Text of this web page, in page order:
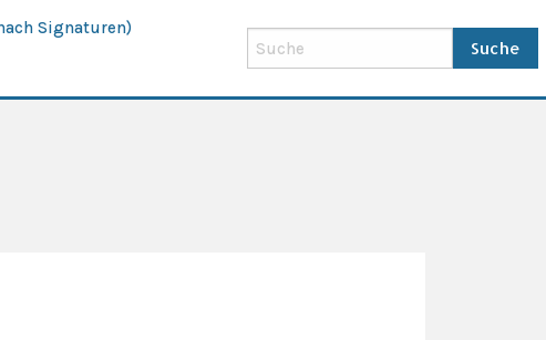
Signaturen)
Suche